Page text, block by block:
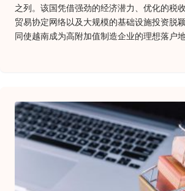
之列。该国凭借强劲的经济潜力、优化的税
贸易协定网络以及大规模的基础设施投资脱
同使越南成为高附加值制造企业的理想落户地